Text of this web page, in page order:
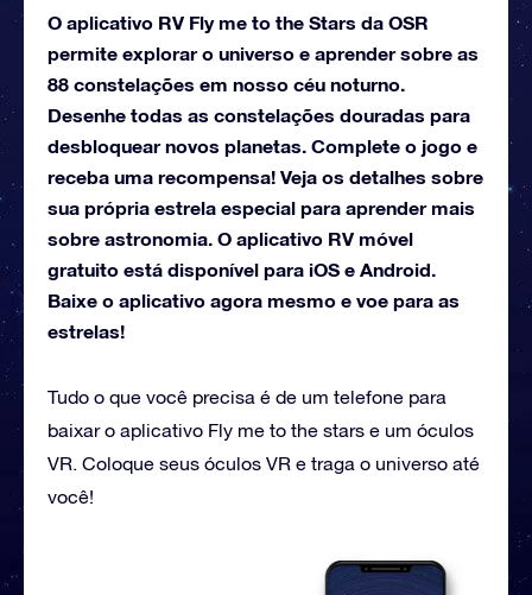
O aplicativo RV Fly me to the Stars da OSR
permite explorar o universo e aprender sobre as
88 constelações em nosso céu noturno.
Desenhe todas as constelações douradas para
desbloquear novos planetas. Complete o jogo e
receba uma recompensa! Veja os detalhes sobre
sua própria estrela especial para aprender mais
sobre astronomia. O aplicativo RV móvel
gratuito está disponível para iOS e Android.
Baixe o aplicativo agora mesmo e voe para as
estrelas!
Tudo o que você precisa é de um telefone para
baixar o aplicativo Fly me to the stars e um óculos
VR. Coloque seus óculos VR e traga o universo até
você!